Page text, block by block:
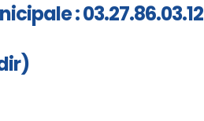
: 03.27.86.03.12